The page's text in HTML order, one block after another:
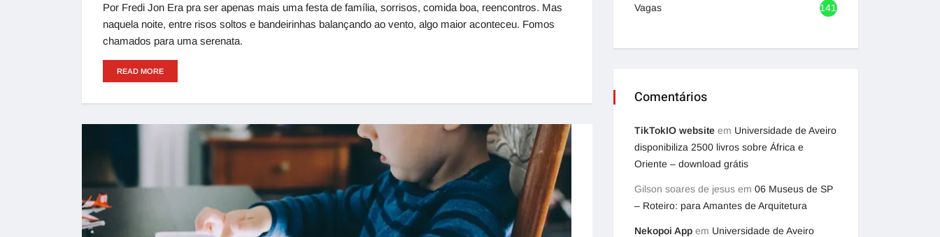
Por Fredi Jon Era pra ser apenas mais uma festa de família, sorrisos, comida boa, reencontros. Mas
naquela noite, entre risos soltos e bandeirinhas balançando ao vento, algo maior aconteceu. Fomos
chamados para uma serenata.
READ MORE
Vagas 1416
Comentários
TikTokIO website em Universidade de Aveiro
disponibiliza 2500 livros sobre África e
Oriente – download grátis
Gilson soares de jesus em 06 Museus de SP
– Roteiro: para Amantes de Arquitetura
Nekopoi App em Universidade de Aveiro